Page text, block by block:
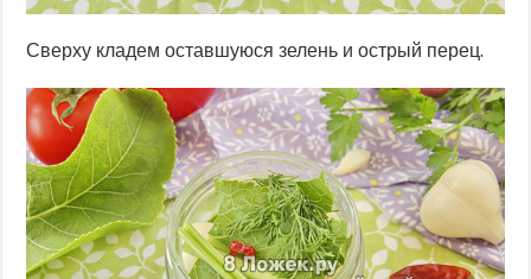
Сверху кладем оставшуюся зелень и острый перец.